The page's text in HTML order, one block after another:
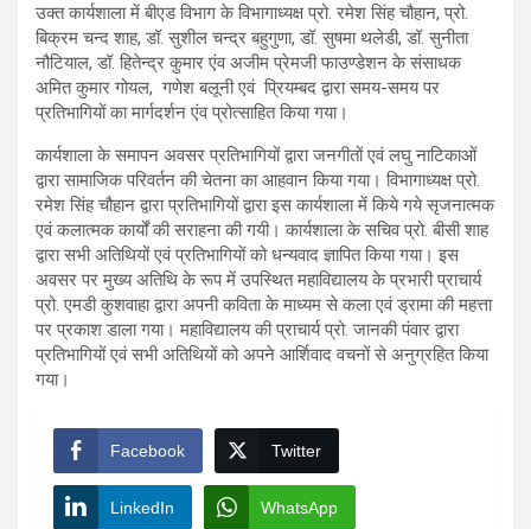
उक्त कार्यशाला में बीएड विभाग के विभागाध्यक्ष प्रो. रमेश सिंह चौहान, प्रो.
बिक्रम चन्द शाह, डॉ. सुशील चन्द्र बहुगुणा, डॉ. सुषमा थलेडी, डॉ. सुनीता
नौटियाल, डॉ. हितेन्द्र कुमार एंव अजीम प्रेमजी फाउण्डेशन के संसाधक
अमित कुमार गोयल, गणेश बलूनी एवं प्रियम्बद द्वारा समय-समय पर
प्रतिभागियों का मार्गदर्शन एंव प्रोत्साहित किया गया।
कार्यशाला के समापन अवसर प्रतिभागियों द्वारा जनगीतों एवं लघु नाटिकाओं
द्वारा सामाजिक परिवर्तन की चेतना का आहवान किया गया। विभागाध्यक्ष प्रो.
रमेश सिंह चौहान द्वारा प्रतिभागियों द्वारा इस कार्यशाला में किये गये सृजनात्मक
एवं कलात्मक कार्यों की सराहना की गयी। कार्यशाला के सचिव प्रो. बीसी शाह
द्वारा सभी अतिथियों एवं प्रतिभागियों को धन्यवाद ज्ञापित किया गया। इस
अवसर पर मुख्य अतिथि के रूप में उपस्थित महाविद्यालय के प्रभारी प्राचार्य
प्रो. एमडी कुशवाहा द्वारा अपनी कविता के माध्यम से कला एवं ड्रामा की महत्ता
पर प्रकाश डाला गया। महाविद्यालय की प्राचार्य प्रो. जानकी पंवार द्वारा
प्रतिभागियों एवं सभी अतिथियों को अपने आर्शिवाद वचनों से अनुग्रहित किया
गया।
Facebook Twitter
LinkedIn WhatsApp